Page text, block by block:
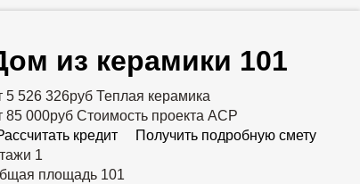
из керамики 101
5 526 326руб Теплая керамика
85 000руб Стоимость проекта АСР
кредит
Получить подробную смету
1
площадь 101